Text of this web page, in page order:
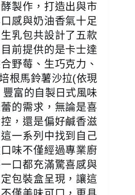
製作，打造出與市
感與奶油香氣十足
乳包共設計了五款
前提供的是卡士達
野莓、生巧克力、
根馬鈴薯沙拉(依現
富的自製日式風味
的需求，無論是喜
，還是偏好鹹香滋
一系列中找到自己
味不僅經過專業廚
口都充滿驚喜感與
包裝盒呈現，讓這